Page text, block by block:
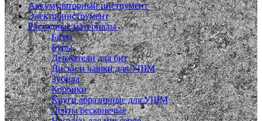
Аккумуляторный инструмент
Электроинструмент
Расходные материалы
Биты
Буры
Держатели для бит
Диски и чашки для УШМ
Зубила
Коронки
Круги абразивные для УШМ
Ленты бесконечые